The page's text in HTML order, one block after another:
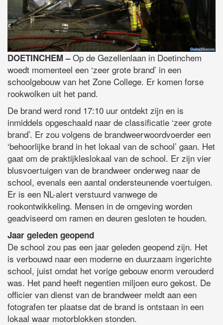
DOETINCHEM –Op de Gezellenlaan in Doetinchem
woedt momenteel een ‘zeer grote brand’ in een
schoolgebouw van het Zone College. Er komen forse
rookwolken uit het pand.
De brand werd rond 17:10 uur ontdekt zijn en is
inmiddels opgeschaald naar de classificatie ‘zeer grote
brand’. Er zou volgens de brandweerwoordvoerder een
‘behoorlijke brand in het lokaal van de school’ gaan. Het
gaat om de praktijkleslokaal van de school. Er zijn vier
blusvoertuigen van de brandweer onderweg naar de
school, evenals een aantal ondersteunende voertuigen.
Er is een NL-alert verstuurd vanwege de
rookontwikkeling. Mensen in de omgeving worden
geadviseerd om ramen en deuren gesloten te houden.
Jaar geleden geopend
De school zou pas een jaar geleden geopend zijn. Het
is verbouwd naar een moderne en duurzaam ingerichte
school, juist omdat het vorige gebouw enorm verouderd
was. Het pand heeft negentien miljoen euro gekost. De
officier van dienst van de brandweer meldt aan een
fotografen ter plaatse dat de brand is ontstaan in een
lokaal waar motorblokken stonden.